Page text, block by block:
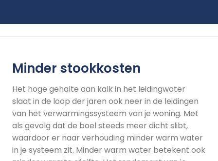
Minder stookkosten
Het hoge gehalte aan kalk in het leidingwater
slaat in de loop der jaren ook neer in de leidingen
van het verwarmingssysteem van je woning. Met
als gevolg dat de boel steeds meer dicht slibt,
waardoor er naar verhouding minder warm water
in je systeem zit. Minder warm water betekent ook